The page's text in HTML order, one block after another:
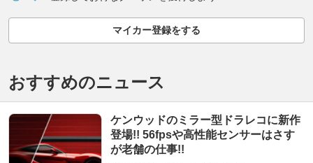
マイカー登録をする
おすすめのニュース
ケンウッドのミラー型ドラレコに新作
登場!! 56fpsや高性能センサーはさす
が老舗の仕事!!